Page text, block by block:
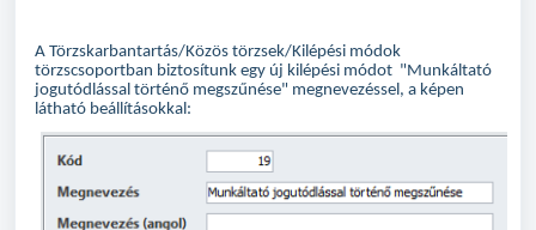
A Törzskarbantartás/Közös törzsek/Kilépési módok
törzscsoportban biztosítunk egy új kilépési módot "Munkáltató
jogutódlással történő megszűnése" megnevezéssel, a képen
látható beállításokkal: